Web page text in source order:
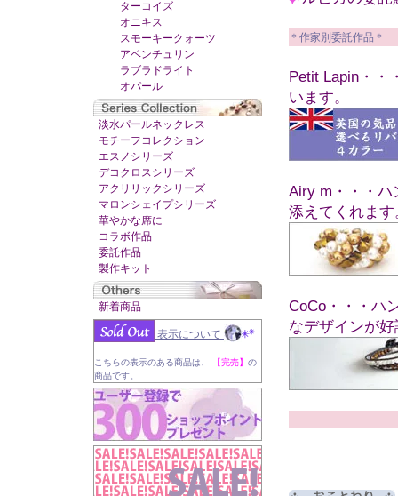
ターコイズ
オニキス
スモーキークォーツ
アベンチュリン
ラブラドライト
オパール
淡水パールネックレス
モチーフコレクション
エスノシリーズ
デコクロスシリーズ
アクリリックシリーズ
マロンシェイプシリーズ
華やかな席に
コラボ作品
委託作品
製作キット
新着商品
表示について
こちらの表示のある商品は、 【完売】 の
商品です。
＊作家別委託作品＊
Petit Lapin・・
います。
Airy m・・・ハ
添えてくれます
CoCo・・・ハ
なデザインが